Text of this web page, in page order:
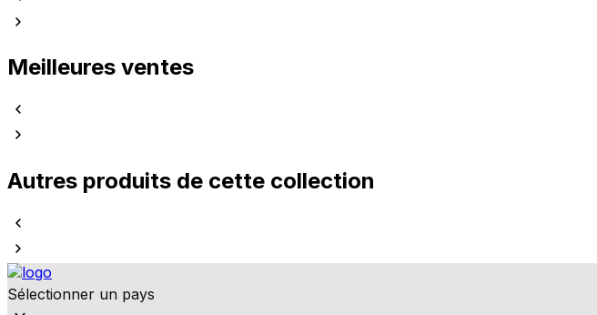
Meilleures ventes
Autres produits de cette collection
Sélectionner un pays